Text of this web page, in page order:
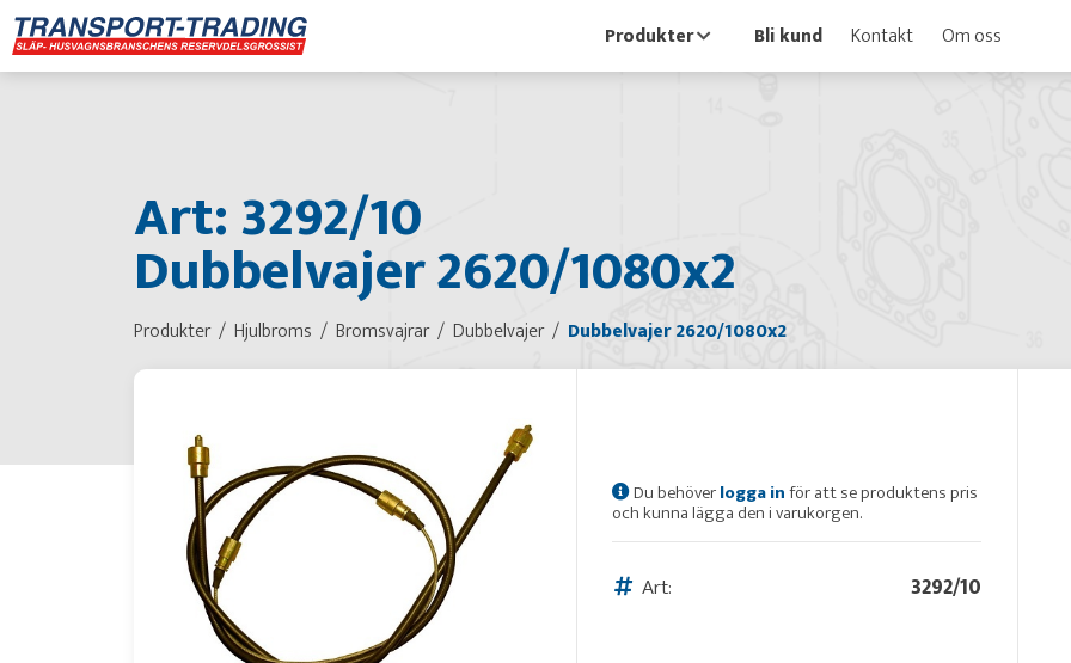
Produkter Bli kund Kontakt Om oss
Art: 3292/10
Dubbelvajer 2620/1080x2
Produkter Hjulbroms Bromsvajrar Dubbelvajer Dubbelvajer 2620/1080x2
Du behöverlogga inför att se produktens pris
och kunna lägga den i varukorgen.
Art: 3292/10